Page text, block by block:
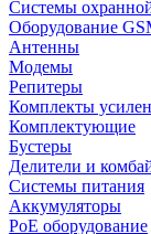
Системы
Оборудование
Антенны
Модемы
Репитеры
Комплекты
Комплектующие
Бустеры
Делители и
Системы питания
Аккумуляторы
PoE оборудование